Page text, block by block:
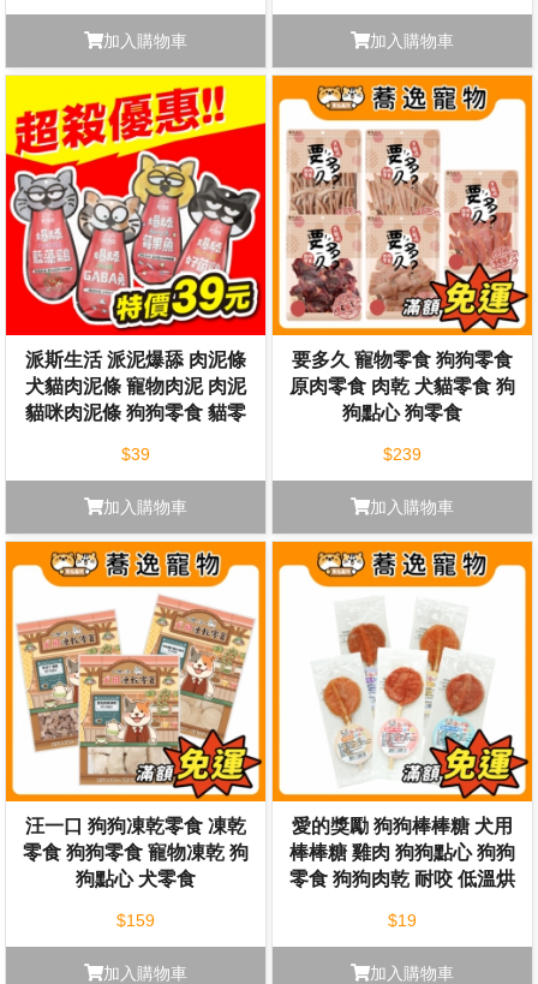
加入購物車 加入購物車
派斯生活 派泥爆舔 肉泥條
犬貓肉泥條 寵物肉泥 肉泥
貓咪肉泥條 狗狗零食 貓零
$39
加入購物車
要多久 寵物零食 狗狗零食
原肉零食 肉乾 犬貓零食 狗
狗點心 狗零食
$239
加入購物車
汪一口 狗狗凍乾零食 凍乾
零食 狗狗零食 寵物凍乾 狗
狗點心 犬零食
$159
加入購物車
愛的獎勵 狗狗棒棒糖 犬用
棒棒糖 雞肉 狗狗點心 狗狗
零食 狗狗肉乾 耐咬 低溫烘
$19
加入購物車